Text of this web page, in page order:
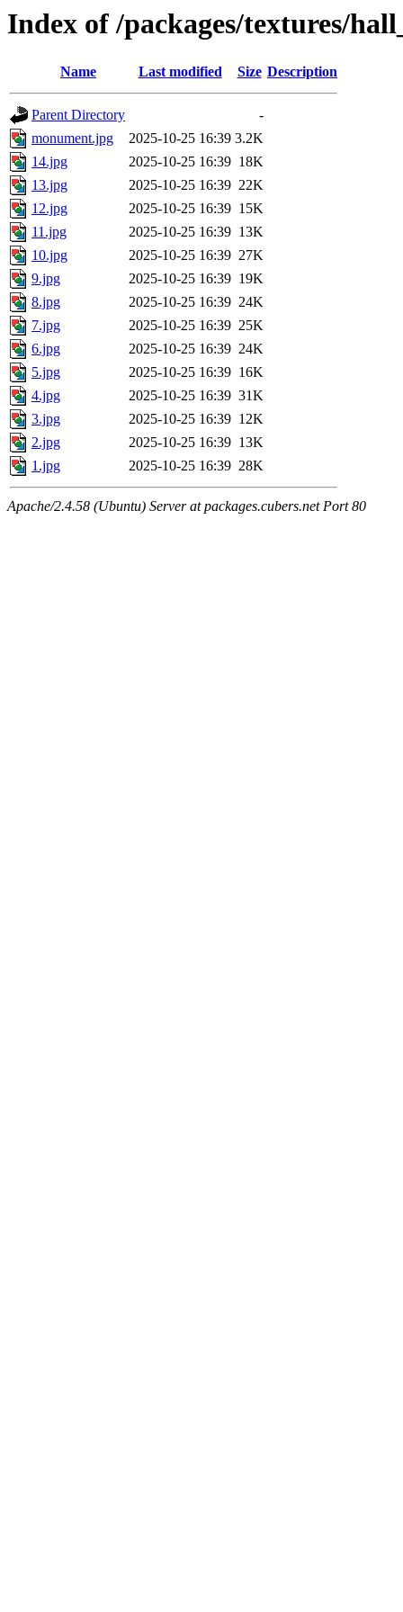
Index of /packages/textures/
Name Last modified Size Description
Parent Directory
-
monument.jpg
2025-10-25 16:39 3.2K
14.jpg
2025-10-25 16:39 18K
13.jpg
2025-10-25 16:39 22K
12.jpg
2025-10-25 16:39 15K
11.jpg
2025-10-25 16:39 13K
10.jpg
2025-10-25 16:39 27K
9.jpg
2025-10-25 16:39 19K
8.jpg
2025-10-25 16:39 24K
7.jpg
2025-10-25 16:39 25K
6.jpg
2025-10-25 16:39 24K
5.jpg
2025-10-25 16:39 16K
4.jpg
2025-10-25 16:39 31K
3.jpg
2025-10-25 16:39 12K
2.jpg
2025-10-25 16:39 13K
1.jpg
2025-10-25 16:39 28K
Apache/2.4.58 (Ubuntu) Server at packages.cubers.net Port 80